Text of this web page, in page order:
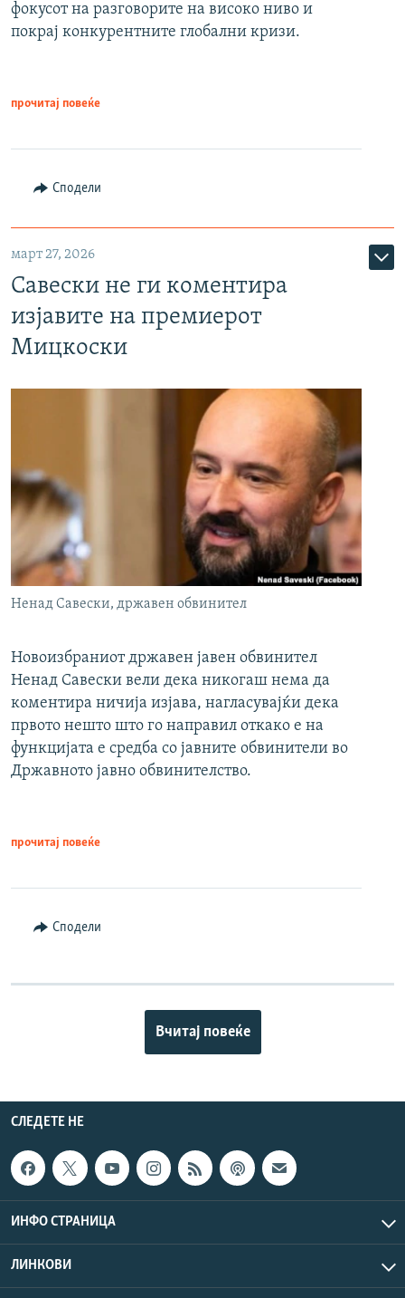
фокусот на разговорите на високо ниво и
покрај конкурентните глобални кризи.
прочитај повеќе
Сподели
март 27, 2026
Савески не ги коментира
изјавите на премиерот
Мицкоски
Ненад Савески, државен обвинител
Новоизбраниот државен јавен обвинител
Ненад Савески вели дека никогаш нема да
коментира ничија изјава, нагласувајќи дека
првото нешто што го направил откако е на
функцијата е средба со јавните обвинители во
Државното јавно обвинителство.
прочитај повеќе
Сподели
Вчитај повеќе
СЛЕДЕТЕ НЕ
ИНФО СТРАНИЦА
ЛИНКОВИ